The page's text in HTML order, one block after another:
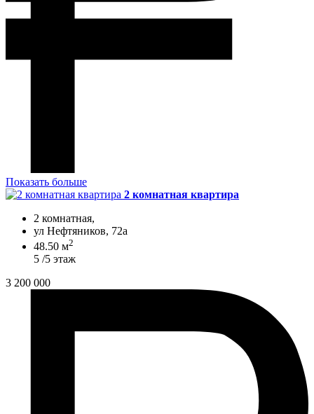
Показать больше
2 комнатная квартира
2 комнатная,
ул Нефтяников, 72а
48.50 м2
5 /5 этаж
3 200 000